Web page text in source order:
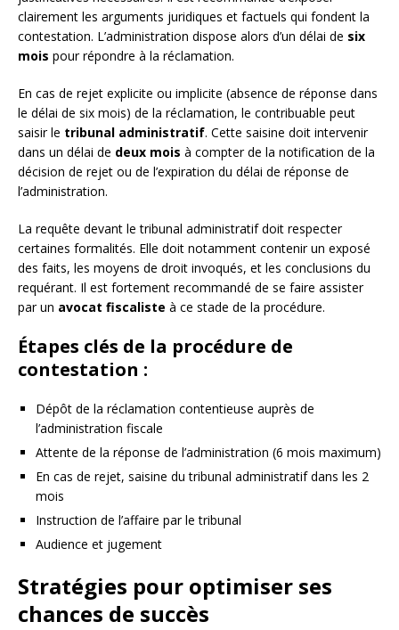
clairement les arguments juridiques et factuels qui fondent la
contestation. L’administration dispose alors d’un délai de six
mois pour répondre à la réclamation.
En cas de rejet explicite ou implicite (absence de réponse dans
le délai de six mois) de la réclamation, le contribuable peut
saisir le tribunal administratif. Cette saisine doit intervenir
dans un délai de deux mois à compter de la notification de la
décision de rejet ou de l’expiration du délai de réponse de
l’administration.
La requête devant le tribunal administratif doit respecter
certaines formalités. Elle doit notamment contenir un exposé
des faits, les moyens de droit invoqués, et les conclusions du
requérant. Il est fortement recommandé de se faire assister
par un avocat fiscaliste à ce stade de la procédure.
Étapes clés de la procédure de
contestation :
Dépôt de la réclamation contentieuse auprès de
l’administration fiscale
Attente de la réponse de l’administration (6 mois maximum)
En cas de rejet, saisine du tribunal administratif dans les 2
mois
Instruction de l’affaire par le tribunal
Audience et jugement
Stratégies pour optimiser ses
chances de succès